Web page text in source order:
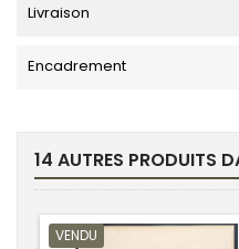
Livraison
Encadrement
14 AUTRES PRODUITS
VENDU